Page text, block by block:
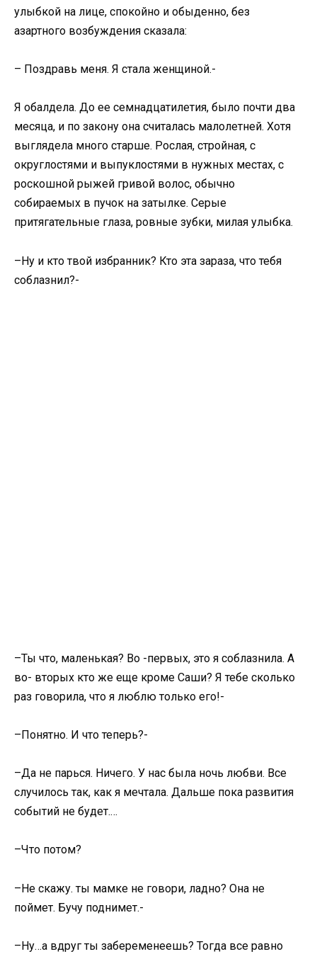
улыбкой на лице, спокойно и обыденно, без
азартного возбуждения сказала:
– Поздравь меня. Я стала женщиной.-
Я обалдела. До ее семнадцатилетия, было почти два
месяца, и по закону она считалась малолетней. Хотя
выглядела много старше. Рослая, стройная, с
округлостями и выпуклостями в нужных местах, с
роскошной рыжей гривой волос, обычно
собираемых в пучок на затылке. Серые
притягательные глаза, ровные зубки, милая улыбка.
–Ну и кто твой избранник? Кто эта зараза, что тебя
соблазнил?-
–Ты что, маленькая? Во -первых, это я соблазнила. А
во- вторых кто же еще кроме Саши? Я тебе сколько
раз говорила, что я люблю только его!-
–Понятно. И что теперь?-
–Да не парься. Ничего. У нас была ночь любви. Все
случилось так, как я мечтала. Дальше пока развития
событий не будет.…
–Что потом?
–Не скажу. ты мамке не говори, ладно? Она не
поймет. Бучу поднимет.-
–Ну…а вдруг ты забеременеешь? Тогда все равно